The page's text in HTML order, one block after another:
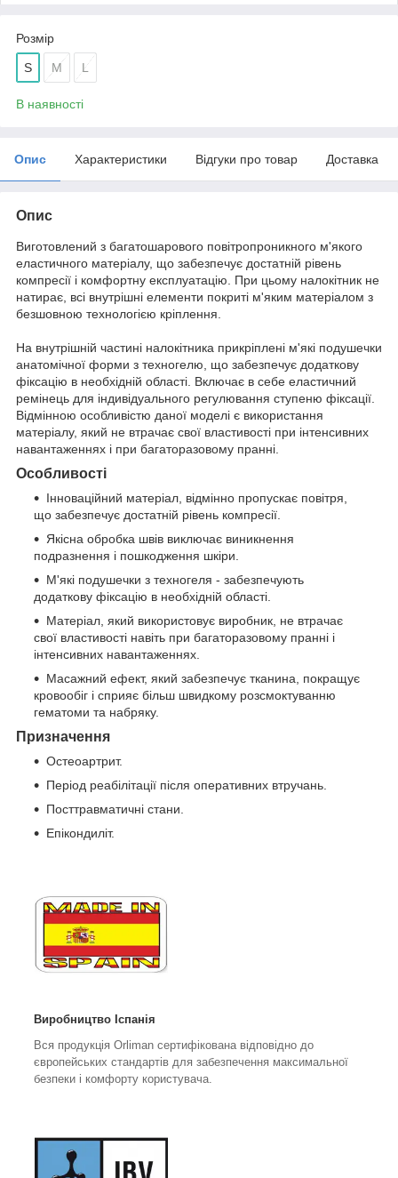
Розмір
S M L
В наявності
Опис Характеристики Відгуки про товар Доставка
Опис
Виготовлений з багатошарового повітропроникного м'якого
еластичного матеріалу, що забезпечує достатній рівень
компресії і комфортну експлуатацію. При цьому налокітник не
натирає, всі внутрішні елементи покриті м'яким матеріалом з
безшовною технологією кріплення.
На внутрішній частині налокітника прикріплені м'які подушечки
анатомічної форми з техногелю, що забезпечує додаткову
фіксацію в необхідній області. Включає в себе еластичний
ремінець для індивідуального регулювання ступеню фіксації.
Відмінною особливістю даної моделі є використання
матеріалу, який не втрачає свої властивості при інтенсивних
навантаженнях і при багаторазовому пранні.
Особливості
Інноваційний матеріал, відмінно пропускає повітря,
що забезпечує достатній рівень компресії.
Якісна обробка швів виключає виникнення
подразнення і пошкодження шкіри.
М'які подушечки з техногеля - забезпечують
додаткову фіксацію в необхідній області.
Матеріал, який використовує виробник, не втрачає
свої властивості навіть при багаторазовому пранні і
інтенсивних навантаженнях.
Масажний ефект, який забезпечує тканина, покращує
кровообіг і сприяє більш швидкому розсмоктуванню
гематоми та набряку.
Призначення
Остеоартрит.
Період реабілітації після оперативних втручань.
Посттравматичні стани.
Епікондиліт.
Виробництво Іспанія
Вся продукція Orliman сертифікована відповідно до
європейських стандартів для забезпечення максимальної
безпеки і комфорту користувача.